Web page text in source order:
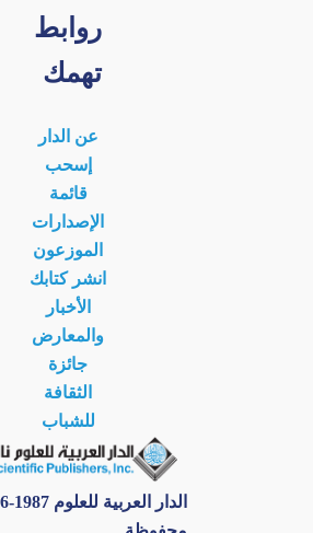
روابط
تهمك
عن الدار
إسحب
قائمة
الإصدارات
الموزعون
انشر كتابك
الأخبار
والمعارض
جائزة
الثقافة
للشباب